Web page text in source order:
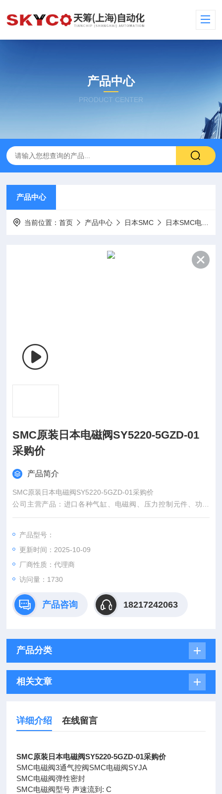
产品中心
PRODUCT CENTER
产品中心
当前位置：首页 产品中心 日本SMC 日本SMC电磁阀
SMC原装日本电磁阀SY5220-5GZD-01
采购价
产品简介
SMC原装日本电磁阀SY5220-5GZD-01采购价
公司主营产品：进口各种气缸、电磁阀、压力控制元件、功率
阀、消声器、压缩空气清净化元件、检测元件、流量控制元件、
产品型号：
更新时间：2025-10-09
厂商性质：代理商
访问量：1730
产品咨询 18217242063
产品分类
相关文章
详细介绍 在线留言
SMC原装日本电磁阀SY5220-5GZD-01采购价
SMC电磁阀3通气控阀SMC电磁阀SYJA
SMC电磁阀弹性密封
SMC电磁阀型号 声速流到: C